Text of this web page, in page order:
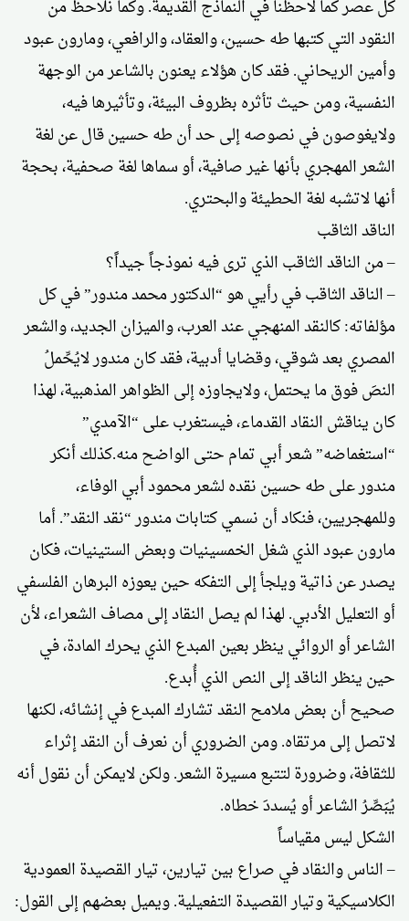
كل عصر كما لاحظنا في النماذج القديمة. وكما نلاحظ من
النقود التي كتبها طه حسين، والعقاد، والرافعي، ومارون عبود
وأمين الريحاني. فقد كان هؤلاء يعنون بالشاعر من الوجهة
النفسية، ومن حيث تأثره بظروف البيئة، وتأثيرها فيه،
ولايغوصون في نصوصه إلى حد أن طه حسين قال عن لغة
الشعر المهجري بأنها غير صافية، أو سماها لغة صحفية، بحجة
أنها لاتشبه لغة الحطيئة والبحتري.
الناقد الثاقب
– من الناقد الثاقب الذي ترى فيه نموذجاً جيداً؟
– الناقد الثاقب في رأيي هو “الدكتور محمد مندور” في كل
مؤلفاته: كالنقد المنهجي عند العرب، والميزان الجديد، والشعر
المصري بعد شوقي، وقضايا أدبية، فقد كان مندور لايُحِّملُ
النصَ فوق ما يحتمل، ولايجاوزه إلى الظواهر المذهبية، لهذا
كان يناقش النقاد القدماء، فيستغرب على “الآمدي”
“استغماضه” شعر أبي تمام حتى الواضح منه.كذلك أنكر
مندور على طه حسين نقده لشعر محمود أبي الوفاء،
وللمهجريين، فنكاد أن نسمي كتابات مندور “نقد النقد”. أما
مارون عبود الذي شغل الخمسينيات وبعض الستينيات، فكان
يصدر عن ذاتية ويلجأ إلى التفكه حين يعوزه البرهان الفلسفي
أو التعليل الأدبي. لهذا لم يصل النقاد إلى مصاف الشعراء، لأن
الشاعر أو الروائي ينظر بعين المبدع الذي يحرك المادة، في
حين ينظر الناقد إلى النص الذي أُبدع.
صحيح أن بعض ملامح النقد تشارك المبدع في إنشائه، لكنها
لاتصل إلى مرتقاه. ومن الضروري أن نعرف أن النقد إثراء
للثقافة، وضرورة لتتبع مسيرة الشعر. ولكن لايمكن أن نقول أنه
يُبَصِّرُ الشاعر أو يُسددَ خطاه.
الشكل ليس مقياساً
– الناس والنقاد في صراع بين تيارين، تيار القصيدة العمودية
الكلاسيكية وتيار القصيدة التفعيلية. ويميل بعضهم إلى القول: